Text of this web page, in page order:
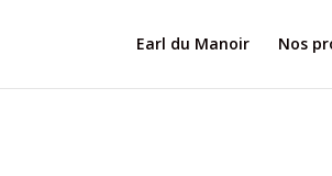
Earl du Manoir Nos